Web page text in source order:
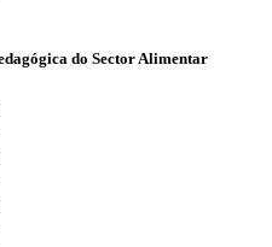
do Sector Alimentar